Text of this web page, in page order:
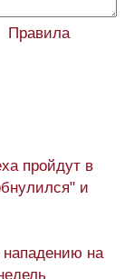
Правила
пройдут в
и
на